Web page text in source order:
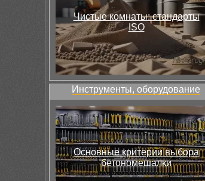
Чистые комнаты: стандарты
ISO
Инструменты, оборудование
Основные критерии выбора
бетономешалки